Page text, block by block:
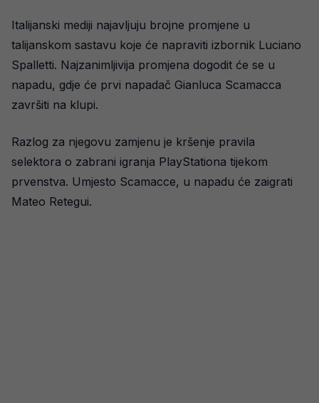
Italijanski mediji najavljuju brojne promjene u
talijanskom sastavu koje će napraviti izbornik Luciano
Spalletti. Najzanimljivija promjena dogodit će se u
napadu, gdje će prvi napadač Gianluca Scamacca
završiti na klupi.
Razlog za njegovu zamjenu je kršenje pravila
selektora o zabrani igranja PlayStationa tijekom
prvenstva. Umjesto Scamacce, u napadu će zaigrati
Mateo Retegui.